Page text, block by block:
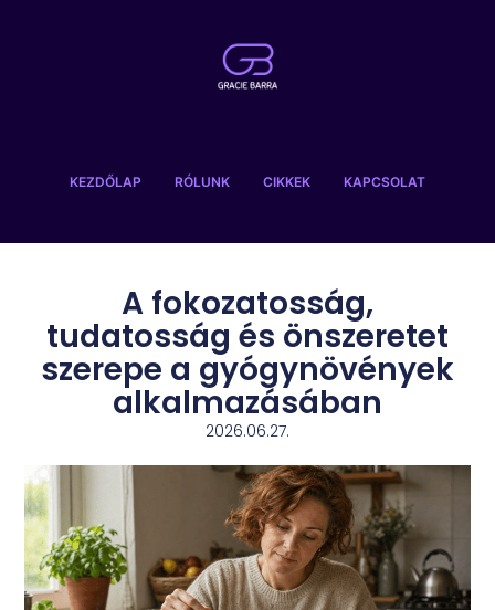
KEZDŐLAP RÓLUNK CIKKEK KAPCSOLAT
A fokozatosság,
tudatosság és önszeretet
szerepe a gyógynövények
alkalmazásában
2026.06.27.